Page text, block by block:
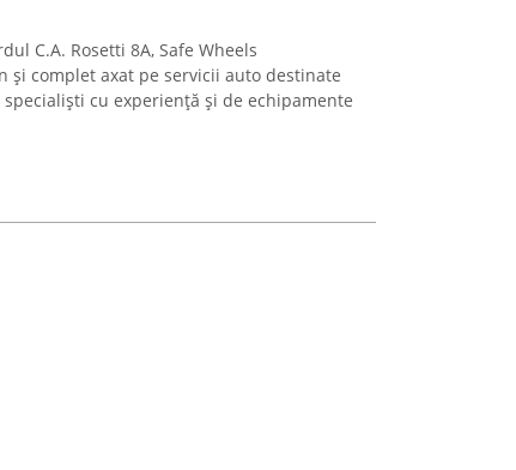
C.A. Rosetti 8A, Safe Wheels
și complet axat pe servicii auto destinate
cu experiență și de echipamente